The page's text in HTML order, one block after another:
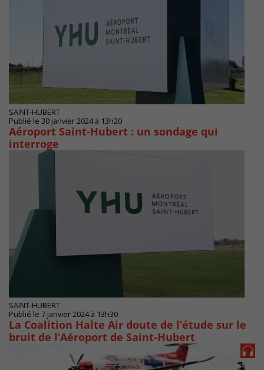
SAINT-HUBERT
Publié le 30 janvier 2024 à 13h20
Aéroport Saint-Hubert : un sondage qui
interroge
SAINT-HUBERT
Publié le 7 janvier 2024 à 13h30
La Coalition Halte Air doute de l’étude sur le
bruit de l’Aéroport de Saint-Hubert